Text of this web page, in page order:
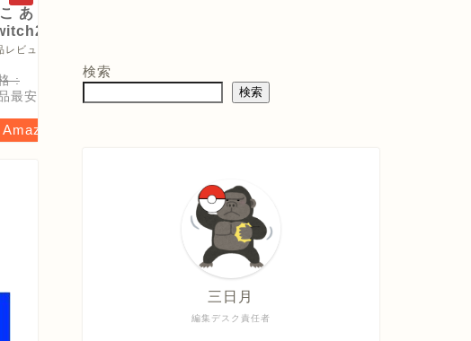
あ ポケモン -
オ
ナル特典】メ
ン型木製トレ
サイズ約直径
同梱 & デジ
特典 家具「ひ
レビュー・口コミを見
:
最安値 :
Amazonで見る
価格 :
検索
検索
編集デスク責任者
三日月